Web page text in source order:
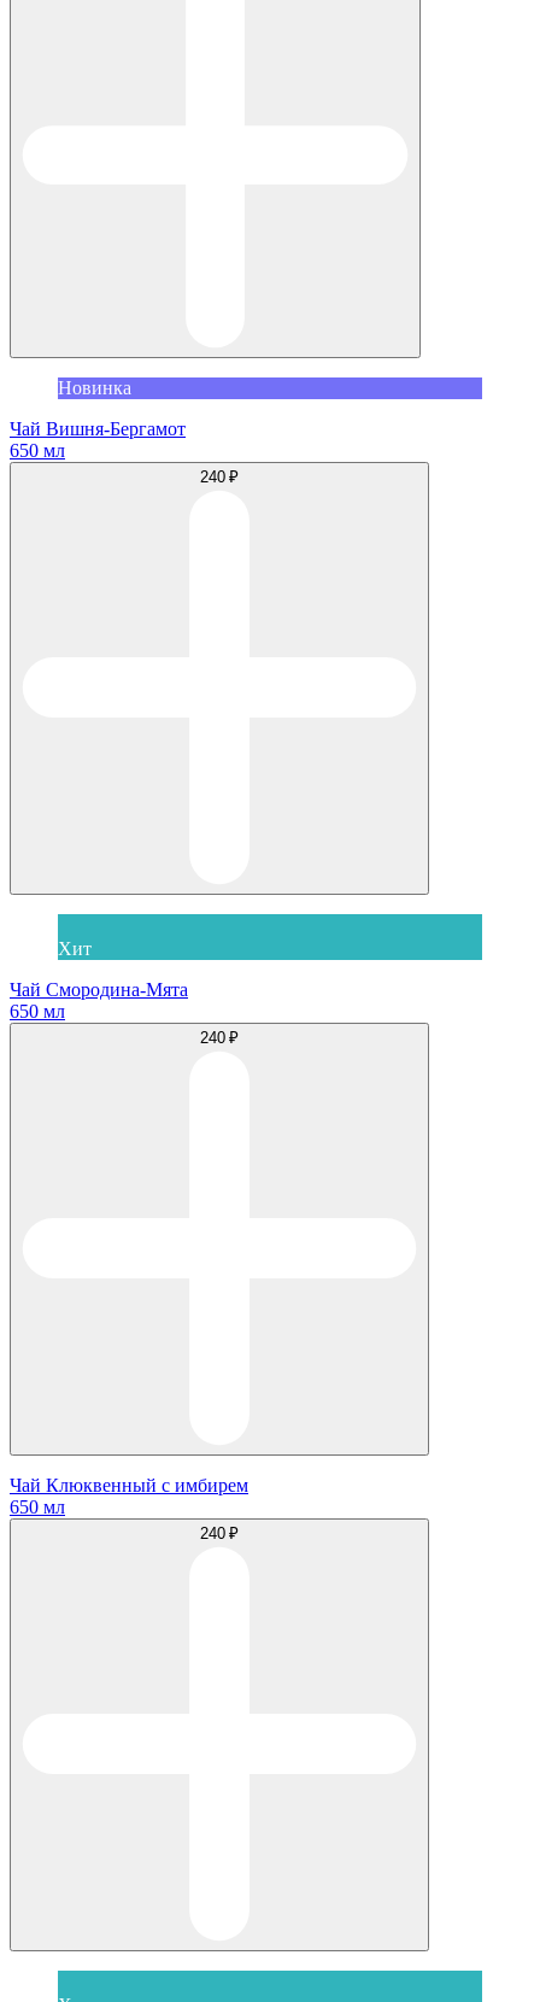
Новинка
Чай Вишня-Бергамот
650 мл
240 ₽
Хит
Чай Смородина-Мята
650 мл
240 ₽
Чай Клюквенный с имбирем
650 мл
240 ₽